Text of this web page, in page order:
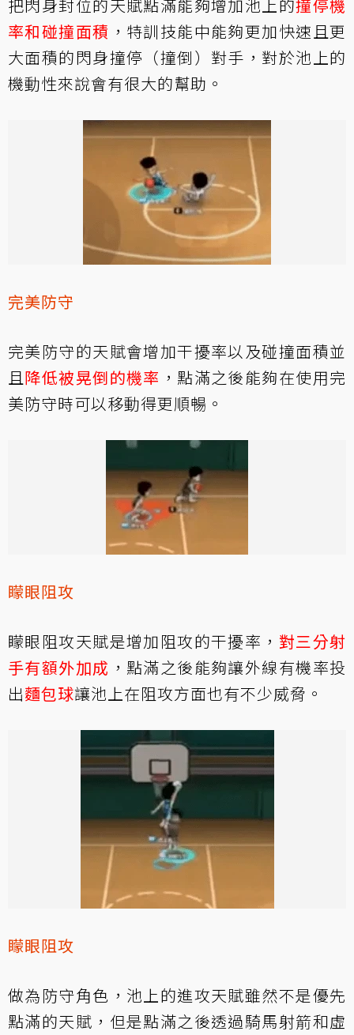
把閃身封位的天賦點滿能夠增加池上的撞停機
率和碰撞面積 ，特訓技能中能夠更加快速且更
大面積的閃身撞停（撞倒）對手，對於池上的
機動性來說會有很大的幫助。
完美防守
完美防守的天賦會增加干擾率以及碰撞面積並
且降低被晃倒的機率 ，點滿之後能夠在使用完
美防守時可以移動得更順暢。
矇眼阻攻
矇眼阻攻天賦是增加阻攻的干擾率， 對三分射
手有額外加成 ，點滿之後能夠讓外線有機率投
出麵包球讓池上在阻攻方面也有不少威脅。
矇眼阻攻
做為防守角色，池上的進攻天賦雖然不是優先
點滿的天賦，但是點滿之後透過騎馬射箭和虛